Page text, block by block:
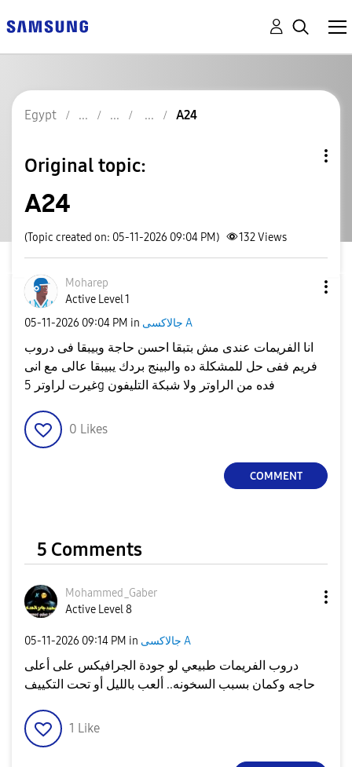
Egypt A24
Original topic:
A24
(Topic created on: 05-11-2026 09:04 PM) 132Views
Moharep
Active Level 1
‎05-11-2026 09:04 PM in جالاكسى A
انا الفريمات عندى مش بتبقا احسن حاجة وبيبقا فى دروب
فريم ففى حل للمشكلة ده والبينج بردك يبيبقا عالى مع انى
غيرت لراوتر 5g فده من الراوتر ولا شبكة التليفون
0 Likes
COMMENT
5 Comments
Mohammed_Gaber
Active Level 8
‎05-11-2026 09:14 PM in جالاكسى A
دروب الفريمات طبيعي لو جودة الجرافيكس على أعلى
حاجه وكمان بسبب السخونه.. ألعب بالليل أو تحت التكييف
1 Like